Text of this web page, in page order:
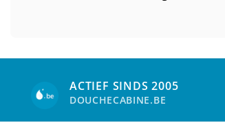
ACTIEF SINDS 2005
DOUCHECABINE.BE